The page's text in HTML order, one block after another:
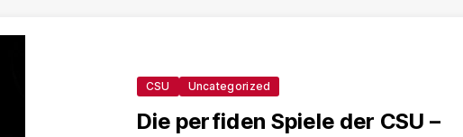
CSU Uncategorized
Die perfiden Spiele der CSU –